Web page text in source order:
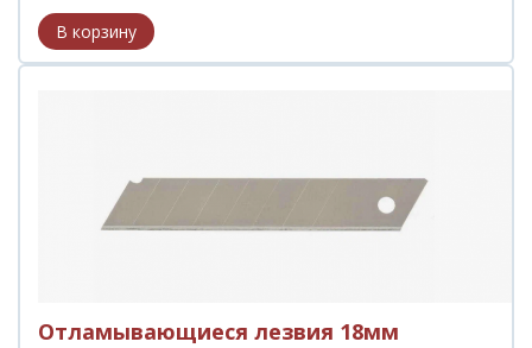
Отламывающиеся лезвия 18мм